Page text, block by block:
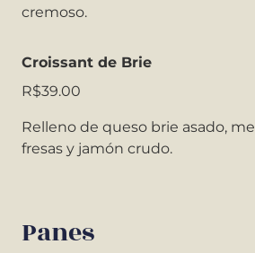
cremoso.
Croissant de Brie
R$39.00
Relleno de queso brie asado,
fresas y jamón crudo.
Panes